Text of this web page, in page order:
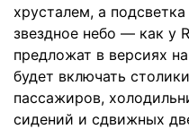
хрусталем, а
звездное небо — как у
предложат в версиях
будет включать
пассажиров,
сидений и сдвижных